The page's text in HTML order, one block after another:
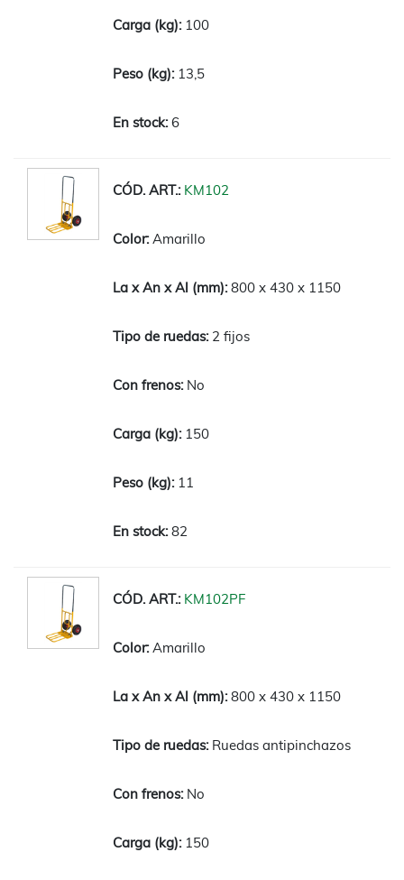
100
13,5
6
KM102
Amarillo
800 x 430 x 1150
2 fijos
No
150
11
82
KM102PF
Amarillo
800 x 430 x 1150
Ruedas antipinchazos
No
150